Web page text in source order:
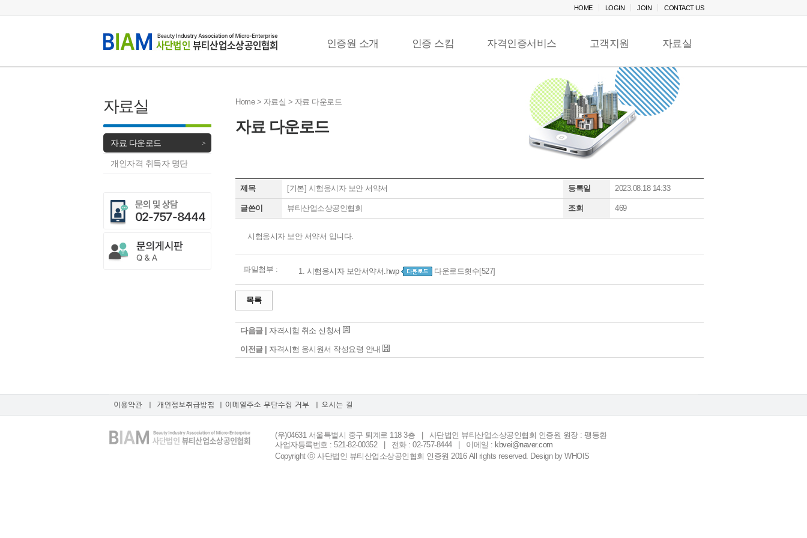
HOME LOGIN JOIN CONTACT US
인증원 소개 인증 스킴 자격인증서비스 고객지원 자료실
자료실
자료 다운로드
개인자격 취득자 명단
자료 다운로드
Home > 자료실 > 자료 다운로드
제목 [기본] 시험응시자 보안 서약서 등록일 2023.08.18 14:33
글쓴이 뷰티산업소상공인협회 조회 469
시험응시자 보안 서약서 입니다.
파일첨부 : 1. 시험응시자 보안서약서.hwp 다운로드횟수[527]
목록
다음글 | 자격시험 취소 신청서
이전글 | 자격시험 응시원서 작성요령 안내
(우)04631 서울특별시 중구 퇴계로 118 3층 | 사단법인 뷰티산업소상공인협회 인증원 원장 : 팽동환
사업자등록번호 : 521-82-00352 | 전화 : 02-757-8444 | 이메일 : kbvei@naver.com
Copyright ⓒ 사단법인 뷰티산업소상공인협회 인증원 2016 All rights reserved. Design by WHOIS